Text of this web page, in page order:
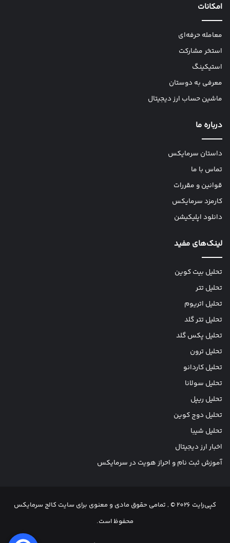
امکانات
معامله حرفه‌ای
استخر مشارکت
استیکینگ
معرفی به دوستان
ماشین حساب ارز دیجیتال
درباره ما
داستان سرمایکس
تماس با ما
قوانین و مقررات
کارمزد سرمایکس
دانلود اپلیکیشن
لینک‌های مفید
تحلیل بیت کوین
تحلیل تتر
تحلیل اتریوم
تحلیل تتر گلد
تحلیل پکس گلد
تحلیل ترون
تحلیل کاردانو
تحلیل سولانا
تحلیل ریپل
تحلیل دوج کوین
تحلیل شیبا
اخبار ارز دیجیتال
آموزش ثبت نام و احراز هویت در سرمایکس
کپی‌رایت 2026 © , تمامی حقوق مادی و معنوی برای سایت کالج سرمایکس
محفوظ است.